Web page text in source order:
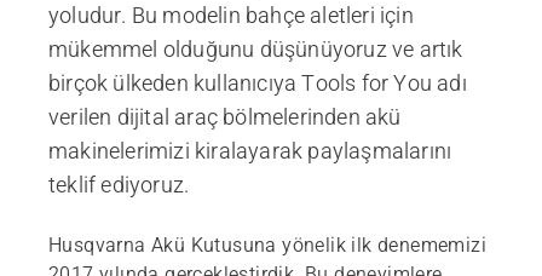
yoludur. Bu modelin bahçe aletleri için
mükemmel olduğunu düşünüyoruz ve artık
birçok ülkeden kullanıcıya Tools for You adı
verilen dijital araç bölmelerinden akü
makinelerimizi kiralayarak paylaşmalarını
teklif ediyoruz.
Husqvarna Akü Kutusuna yönelik ilk denememizi